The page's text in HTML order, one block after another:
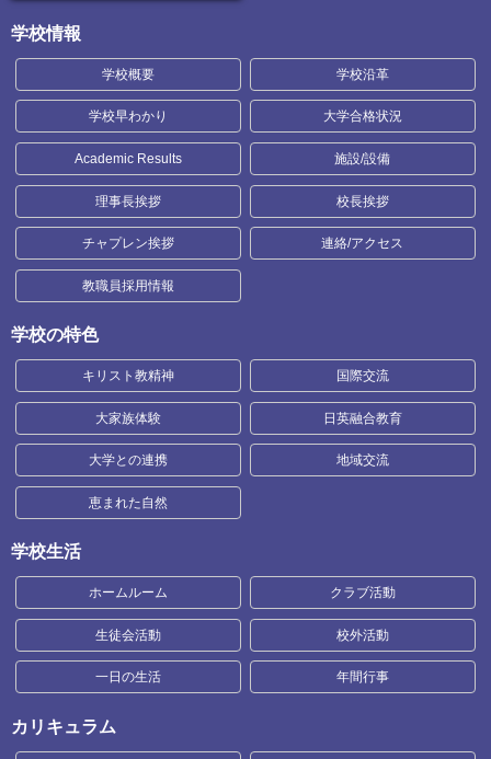
学校情報
学校概要 学校沿革
学校早わかり 大学合格状況
Academic Results 施設/設備
理事長挨拶 校長挨拶
チャプレン挨拶 連絡/アクセス
教職員採用情報
学校の特色
キリスト教精神 国際交流
大家族体験 日英融合教育
大学との連携 地域交流
恵まれた自然
学校生活
ホームルーム クラブ活動
生徒会活動 校外活動
一日の生活 年間行事
カリキュラム